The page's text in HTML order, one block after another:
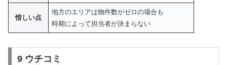
惜しい点
地方のエリアは物件数がゼロの場合も
時期によって担当者が決まらない
9 ウチコミ